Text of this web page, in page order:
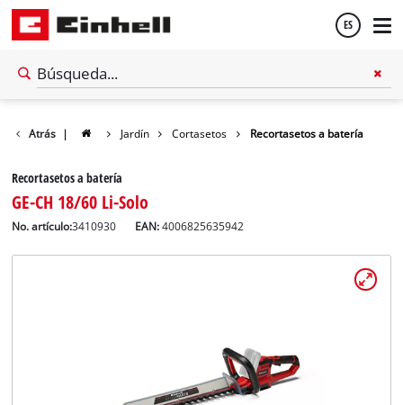
ES
Atrás | Jardín Cortasetos Recortasetos a batería
Recortasetos a batería
GE-CH 18/60 Li-Solo
No. artículo:3410930 EAN:4006825635942